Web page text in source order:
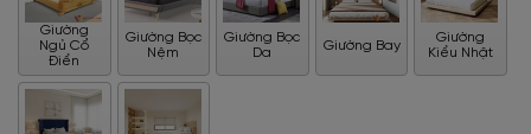
Giường
Ngủ Cổ
Điển
Giường Bọc
Nệm
Giường Bọc
Da
Giường Bay
Giường
Kiểu Nhật